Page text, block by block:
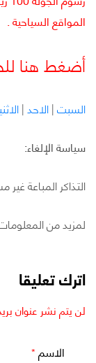
المواقع السياحية .
أضغط هنا
السبت|الاحد|
سياسة الإلغاء:
التذاكر المباعة غير مستردة ضمن
لمزيد من
اترك تعليقا
لن يتم نشر عنوان
الاسم*